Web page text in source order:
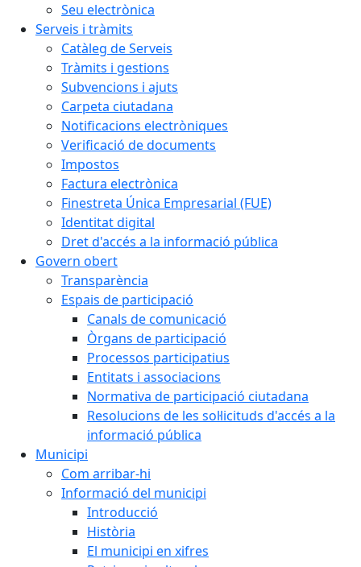
Seu electrònica
Serveis i tràmits
Catàleg de Serveis
Tràmits i gestions
Subvencions i ajuts
Carpeta ciutadana
Notificacions electròniques
Verificació de documents
Impostos
Factura electrònica
Finestreta Única Empresarial (FUE)
Identitat digital
Dret d'accés a la informació pública
Govern obert
Transparència
Espais de participació
Canals de comunicació
Òrgans de participació
Processos participatius
Entitats i associacions
Normativa de participació ciutadana
Resolucions de les sol·licituds d'accés a la
informació pública
Municipi
Com arribar-hi
Informació del municipi
Introducció
Història
El municipi en xifres